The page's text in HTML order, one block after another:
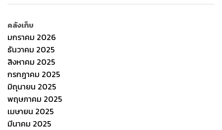
คลังเก็บ
มกราคม 2026
ธันวาคม 2025
สิงหาคม 2025
กรกฎาคม 2025
มิถุนายน 2025
พฤษภาคม 2025
เมษายน 2025
มีนาคม 2025